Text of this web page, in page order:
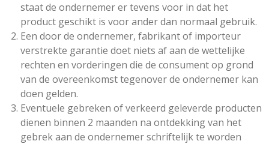
staat de ondernemer er tevens voor in dat het
product geschikt is voor ander dan normaal gebruik.
Een door de ondernemer, fabrikant of importeur
verstrekte garantie doet niets af aan de wettelijke
rechten en vorderingen die de consument op grond
van de overeenkomst tegenover de ondernemer kan
doen gelden.
Eventuele gebreken of verkeerd geleverde producten
dienen binnen 2 maanden na ontdekking van het
gebrek aan de ondernemer schriftelijk te worden